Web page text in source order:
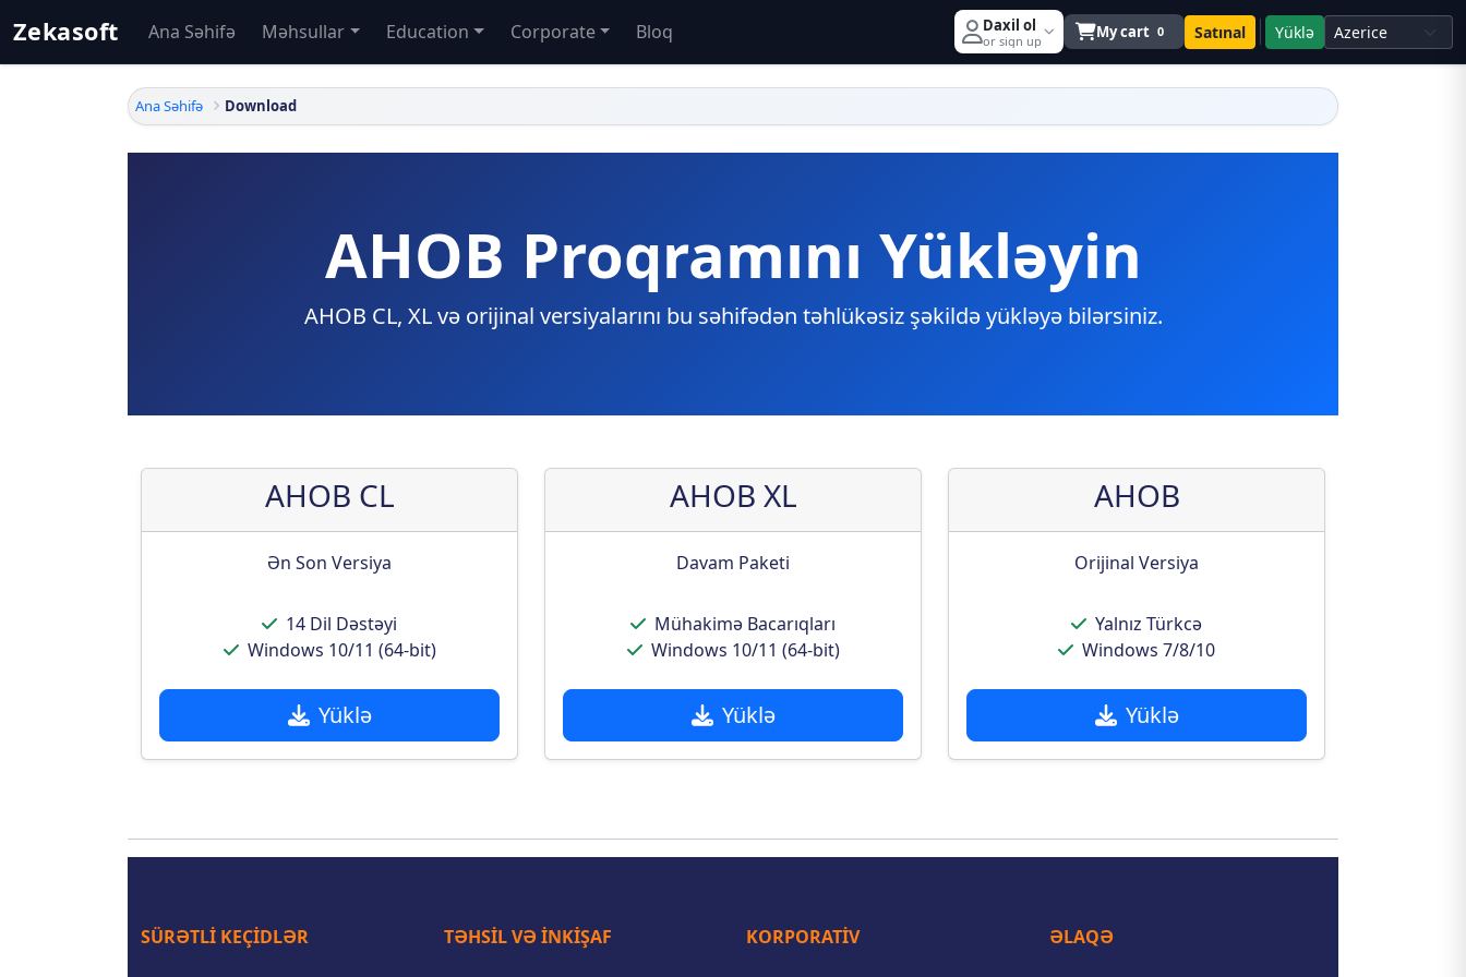
Zekasoft Ana Səhifə Məhsullar Education Corporate Bloq Daxil ol
or sign up My cart 0 Satınal Yüklə
Ana Səhifə Download
AHOB Proqramını Yükləyin
AHOB CL, XL və orijinal versiyalarını bu səhifədən təhlükəsiz şəkildə yükləyə bilərsiniz.
AHOB CL
Ən Son Versiya
14 Dil Dəstəyi
Windows 10/11 (64-bit)
Yüklə
AHOB XL
Davam Paketi
Mühakimə Bacarıqları
Windows 10/11 (64-bit)
Yüklə
AHOB
Orijinal Versiya
Yalnız Türkcə
Windows 7/8/10
Yüklə
SÜRƏTLI KEÇIDLƏR TƏHSIL VƏ INKIŞAF KORPORATIV ƏLAQƏ